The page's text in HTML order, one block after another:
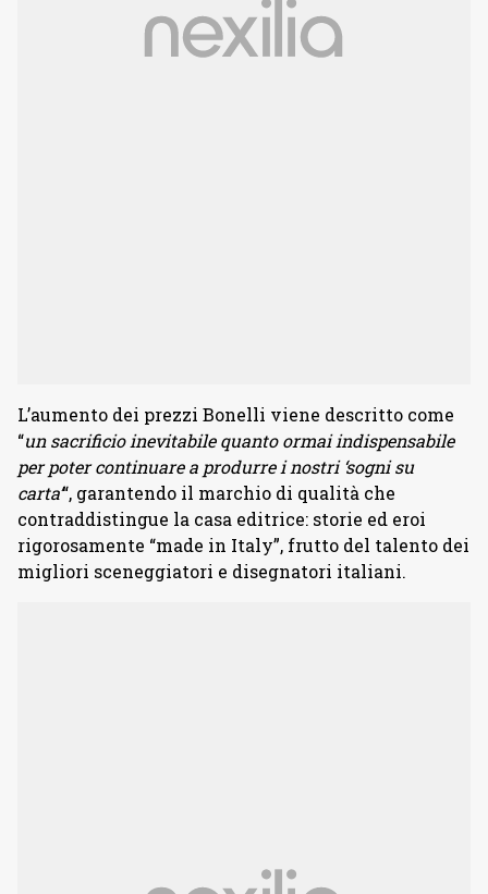
L’aumento dei prezzi Bonelli viene descritto come
“un sacrificio inevitabile quanto ormai indispensabile
per poter continuare a produrre i nostri ‘sogni su
carta’“, garantendo il marchio di qualità che
contraddistingue la casa editrice: storie ed eroi
rigorosamente “made in Italy”, frutto del talento dei
migliori sceneggiatori e disegnatori italiani.